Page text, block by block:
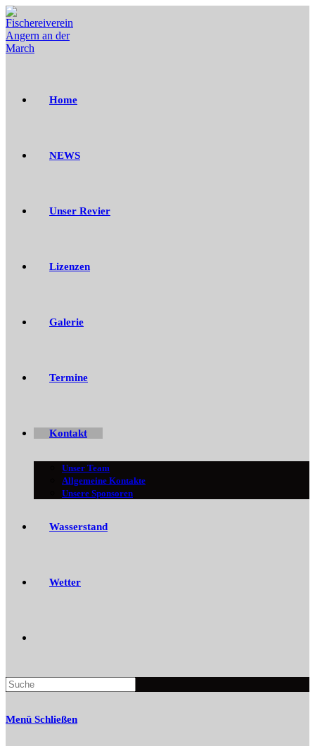
Zum
Inhalt
springen
Home
NEWS
Unser Revier
Lizenzen
Galerie
Termine
Kontakt
Unser Team
Allgemeine Kontakte
Unsere Sponsoren
Wasserstand
Wetter
Search
this
Menü Schließen